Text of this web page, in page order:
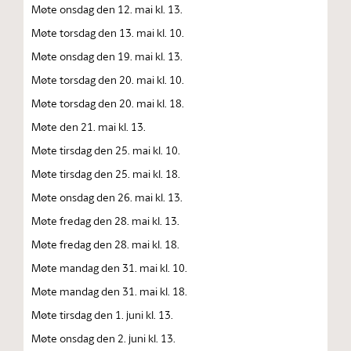
Møte onsdag den 12. mai kl. 13.
Møte torsdag den 13. mai kl. 10.
Møte onsdag den 19. mai kl. 13.
Møte torsdag den 20. mai kl. 10.
Møte torsdag den 20. mai kl. 18.
Møte den 21. mai kl. 13.
Møte tirsdag den 25. mai kl. 10.
Møte tirsdag den 25. mai kl. 18.
Møte onsdag den 26. mai kl. 13.
Møte fredag den 28. mai kl. 13.
Møte fredag den 28. mai kl. 18.
Møte mandag den 31. mai kl. 10.
Møte mandag den 31. mai kl. 18.
Møte tirsdag den 1. juni kl. 13.
Møte onsdag den 2. juni kl. 13.